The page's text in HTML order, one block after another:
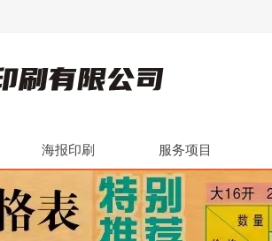
海报印刷 服务项目